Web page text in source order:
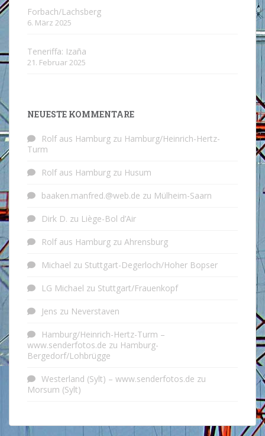
Forbach/Lachsberg
6. März 2025
Teneriffa: Izaña
21. Februar 2025
NEUESTE KOMMENTARE
Rolf aus Hamburg zu Hamburg/Heinrich-Hertz-
Turm
Rolf aus Hamburg zu Husum
baaken.manfred.@web.de zu Mülheim-Saarn
Dirk D. zu Liège-Bol d’Air
Rolf aus Hamburg zu Ahrensburg
Michael zu Stuttgart-Degerloch/Hoher Bopser
LG Michael zu Stuttgart/Frauenkopf
Jens zu Neverstaven
Hamburg/Heinrich-Hertz-Turm –
www.senderfotos.de zu Hamburg-
Bergedorf/Lohbrügge
Westerland (Sylt) – www.senderfotos.de zu
Morsum (Sylt)